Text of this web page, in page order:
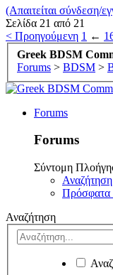
(Απαιτείται σύνδεση/
Σελίδα 21 από 21
< Προηγούμενη 1 ←
Greek BDSM
Forums > BDSM >
Forums
Forums
Σύντομη
Αναζήτηση
Πρόσφατα
Αναζήτηση